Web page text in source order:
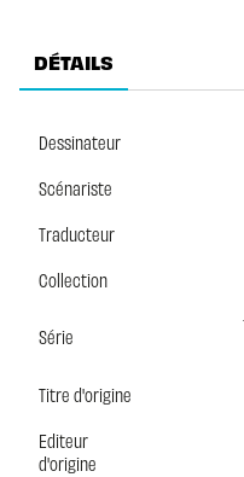
DÉTAILS
Dessinateur
Scénariste
Traducteur
Collection
Série
Titre d'origine
Editeur
d'origine